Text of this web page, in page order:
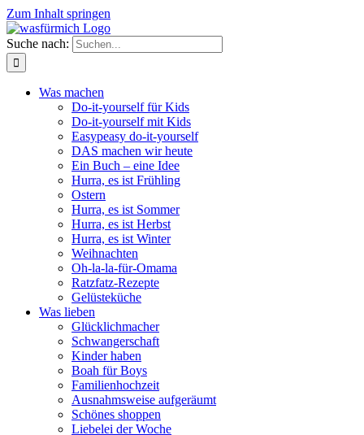
Zum Inhalt springen
Suche nach:
Was machen
Do-it-yourself für Kids
Do-it-yourself mit Kids
Easypeasy do-it-yourself
DAS machen wir heute
Ein Buch – eine Idee
Hurra, es ist Frühling
Ostern
Hurra, es ist Sommer
Hurra, es ist Herbst
Hurra, es ist Winter
Weihnachten
Oh-la-la-für-Omama
Ratzfatz-Rezepte
Gelüsteküche
Was lieben
Glücklichmacher
Schwangerschaft
Kinder haben
Boah für Boys
Familienhochzeit
Ausnahmsweise aufgeräumt
Schönes shoppen
Liebelei der Woche